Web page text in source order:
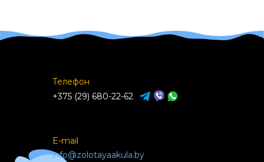
Телефон
+375 (29) 680-22-62
E-mail
info@zolotayaakula.by